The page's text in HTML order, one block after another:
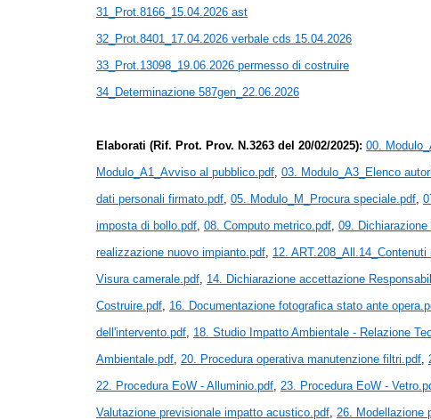
31_Prot.8166_15.04.2026 ast
32_Prot.8401_17.04.2026 verbale cds 15.04.2026
33_Prot.13098_19.06.2026 permesso di costruire
34_Determinazione 587gen_22.06.2026
Elaborati (Rif. Prot. Prov. N.3263 del 20/02/2025): 00.
Modulo_A1_Avviso al pubblico.pdf, 03. Modulo_A3_Elenco
dati personali firmato.pdf, 05. Modulo_M_Procura speciale.pdf,
imposta di bollo.pdf, 08. Computo metrico.pdf, 09.
realizzazione nuovo impianto.pdf, 12.
Visura camerale.pdf, 14. Dichiarazione accettazione
Costruire.pdf, 16. Documentazione fotografica stato ante
dell'intervento.pdf, 18. Studio Impatto Ambientale - Relazione
Ambientale.pdf, 20. Procedura operativa manutenzione filtri.pdf,
22. Procedura EoW - Alluminio.pdf, 23. Procedura EoW -
Valutazione previsionale impatto acustico.pdf, 26. Modellazione